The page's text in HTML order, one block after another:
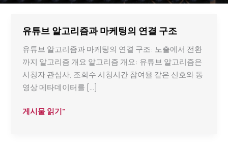
유튜브 알고리즘과 마케팅의 연결 구조
유튜브 알고리즘과 마케팅의 연결 구조: 노출에서 전환
까지 알고리즘 개요 알고리즘 개요: 유튜브 알고리즘은
시청자 관심사, 조회수·시청시간·참여율 같은 신호와 동
영상 메타데이터를 […]
유
게시물 읽기"